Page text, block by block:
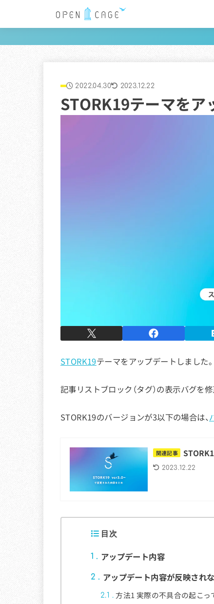
2022.04.30 2023.12.22
STORK19テーマをア
STORK19テーマをアップデートしました。
記事リストブロック（タグ）の表示バグを修
STORK19のバージョンが3以下の場合は、
関連記事
2023.12.22
目次
1 アップデート内容
2 アップデート内容が反映され
2.1 方法1 実際の不具合の起こ